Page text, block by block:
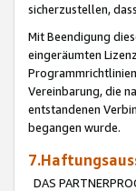
sicherzustellen,
Mit Beendigung
eingeräumten
Vereinbarung, die
entstandenen
begangen wurde.
DAS